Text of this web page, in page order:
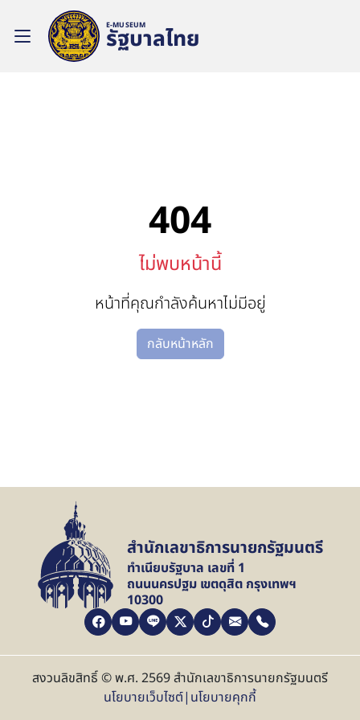
รัฐบาลไทย
E-MUSEUM
404
ไม่พบหน้านี้
หน้าที่คุณกำลังค้นหาไม่มีอยู่
กลับหน้าหลัก
สำนักเลขาธิการนายกรัฐมนตรี
ทำเนียบรัฐบาล เลขที่ 1
ถนนนครปฐม เขตดุสิต กรุงเทพฯ
10300
สงวนลิขสิทธิ์ © พ.ศ. 2569 สำนักเลขาธิการนายกรัฐมนตรี
นโยบายเว็บไซต์| นโยบายคุกกี้